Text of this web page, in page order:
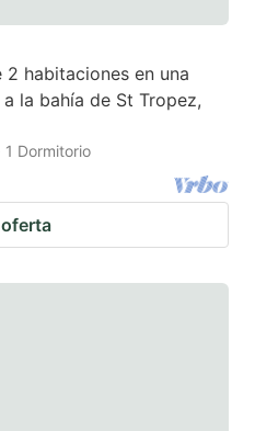
habitaciones en una
la bahía de St Tropez,
1 Dormitorio